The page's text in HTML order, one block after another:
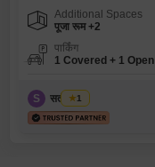
Additional Spaces
पूजा रूम +2
पार्किंग
1 Covered + 1 Open
S सतीश चौबे
1